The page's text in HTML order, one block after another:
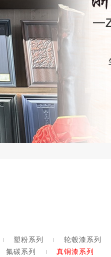
塑粉系列
轮毂漆系列
氟碳系列 真铜漆系列